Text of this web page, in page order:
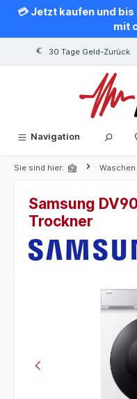
springen
💳 Jetzt kaufen und
mit
30 Tage Geld-Zurück
Navigation
Sie sind hier:
Samsung
Trockner
Bildergalerie überspringen